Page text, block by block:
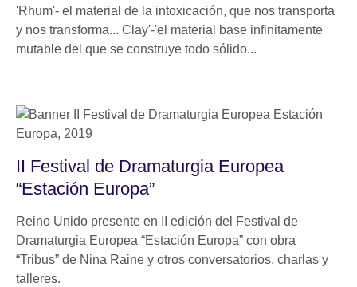
'Rhum'- el material de la intoxicación, que nos transporta
y nos transforma... Clay'-'el material base infinitamente
mutable del que se construye todo sólido...
II Festival de Dramaturgia Europea
“Estación Europa”
Reino Unido presente en II edición del Festival de
Dramaturgia Europea “Estación Europa” con obra
“Tribus” de Nina Raine y otros conversatorios, charlas y
talleres.